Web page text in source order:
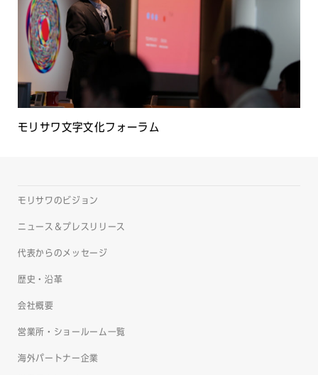
モリサワ文字文化フォーラム
モリサワのビジョン
ニュース＆プレスリリース
代表からのメッセージ
歴史・沿革
会社概要
営業所・ショールーム一覧
海外パートナー企業